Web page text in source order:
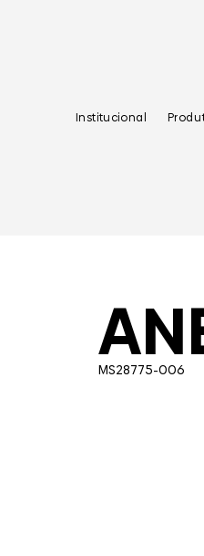
Institucional
MS28775-006